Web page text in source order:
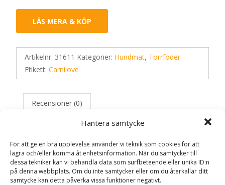
Hantera samtycke
För att ge en bra upplevelse använder vi teknik som cookies för att
lagra och/eller komma åt enhetsinformation. När du samtycker till
dessa tekniker kan vi behandla data som surfbeteende eller unika ID:n
på denna webbplats. Om du inte samtycker eller om du återkallar ditt
samtycke kan detta påverka vissa funktioner negativt.
LÄS MERA & KÖP
Artikelnr: 31611 Kategorier: Hundmat, Torrfoder
Etikett: Carnilove
Recensioner (0)
Recensioner
Det finns inga recensioner än.